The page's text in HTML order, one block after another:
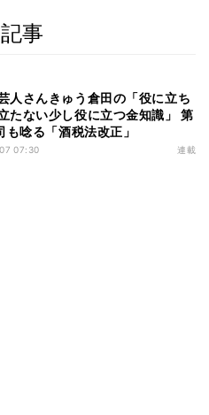
事
人さんきゅう倉田の「役に立ち
たない少し役に立つ金知識」 第
も唸る「酒税法改正」
07:30 連載